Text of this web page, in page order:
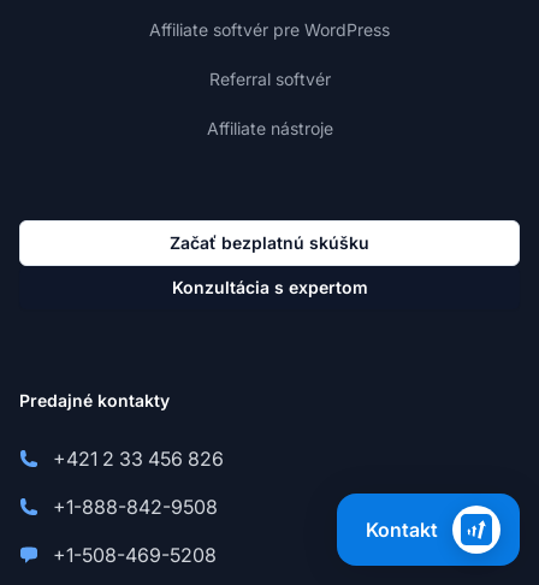
Affiliate softvér pre WordPress
Referral softvér
Affiliate nástroje
Začať bezplatnú skúšku
Konzultácia s expertom
Predajné kontakty
+421 2 33 456 826
+1-888-842-9508
+1-508-469-5208
Kontakt